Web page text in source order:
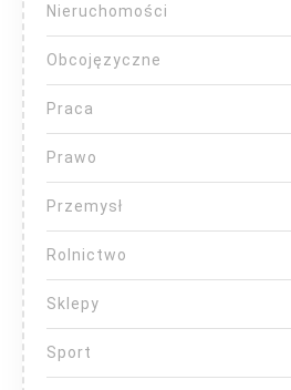
Nieruchomości
Obcojęzyczne
Praca
Prawo
Przemysł
Rolnictwo
Sklepy
Sport